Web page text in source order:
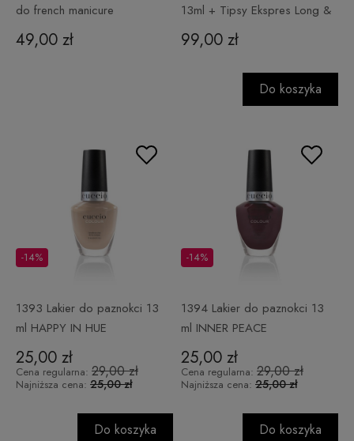
do french manicure
49,00 zł
13ml + Tipsy Ekspres Long &
Luxurious
99,00 zł
Do koszyka
1393 Lakier do paznokci 13
ml HAPPY IN HUE
25,00 zł
-14%
Cena regularna: 29,00 zł
Najniższa cena: 25,00 zł
Do koszyka
1394 Lakier do paznokci 13
ml INNER PEACE
25,00 zł
-14%
Cena regularna: 29,00 zł
Najniższa cena: 25,00 zł
Do koszyka